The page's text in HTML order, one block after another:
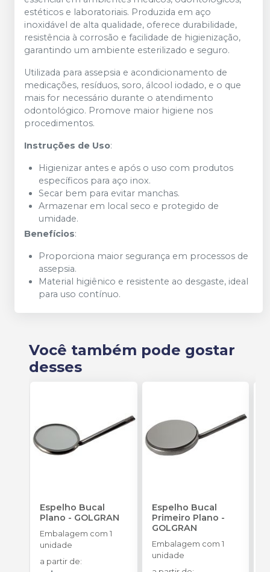
estéticos e laboratoriais. Produzida em aço
inoxidável de alta qualidade, oferece durabilidade,
resistência à corrosão e facilidade de higienização,
garantindo um ambiente esterilizado e seguro.
Utilizada para assepsia e acondicionamento de
medicações, resíduos, soro, álcool iodado, e o que
mais for necessário durante o atendimento
odontológico. Promove maior higiene nos
procedimentos.
Instruções de Uso:
Higienizar antes e após o uso com produtos
específicos para aço inox.
Secar bem para evitar manchas.
Armazenar em local seco e protegido de
umidade.
Benefícios:
Proporciona maior segurança em processos de
assepsia.
Material higiênico e resistente ao desgaste, ideal
para uso contínuo.
Você também pode gostar
desses
Espelho Bucal
Plano - GOLGRAN
Embalagem com 1
unidade
a partir de:
Espelho Bucal
Primeiro Plano -
GOLGRAN
Embalagem com 1
unidade